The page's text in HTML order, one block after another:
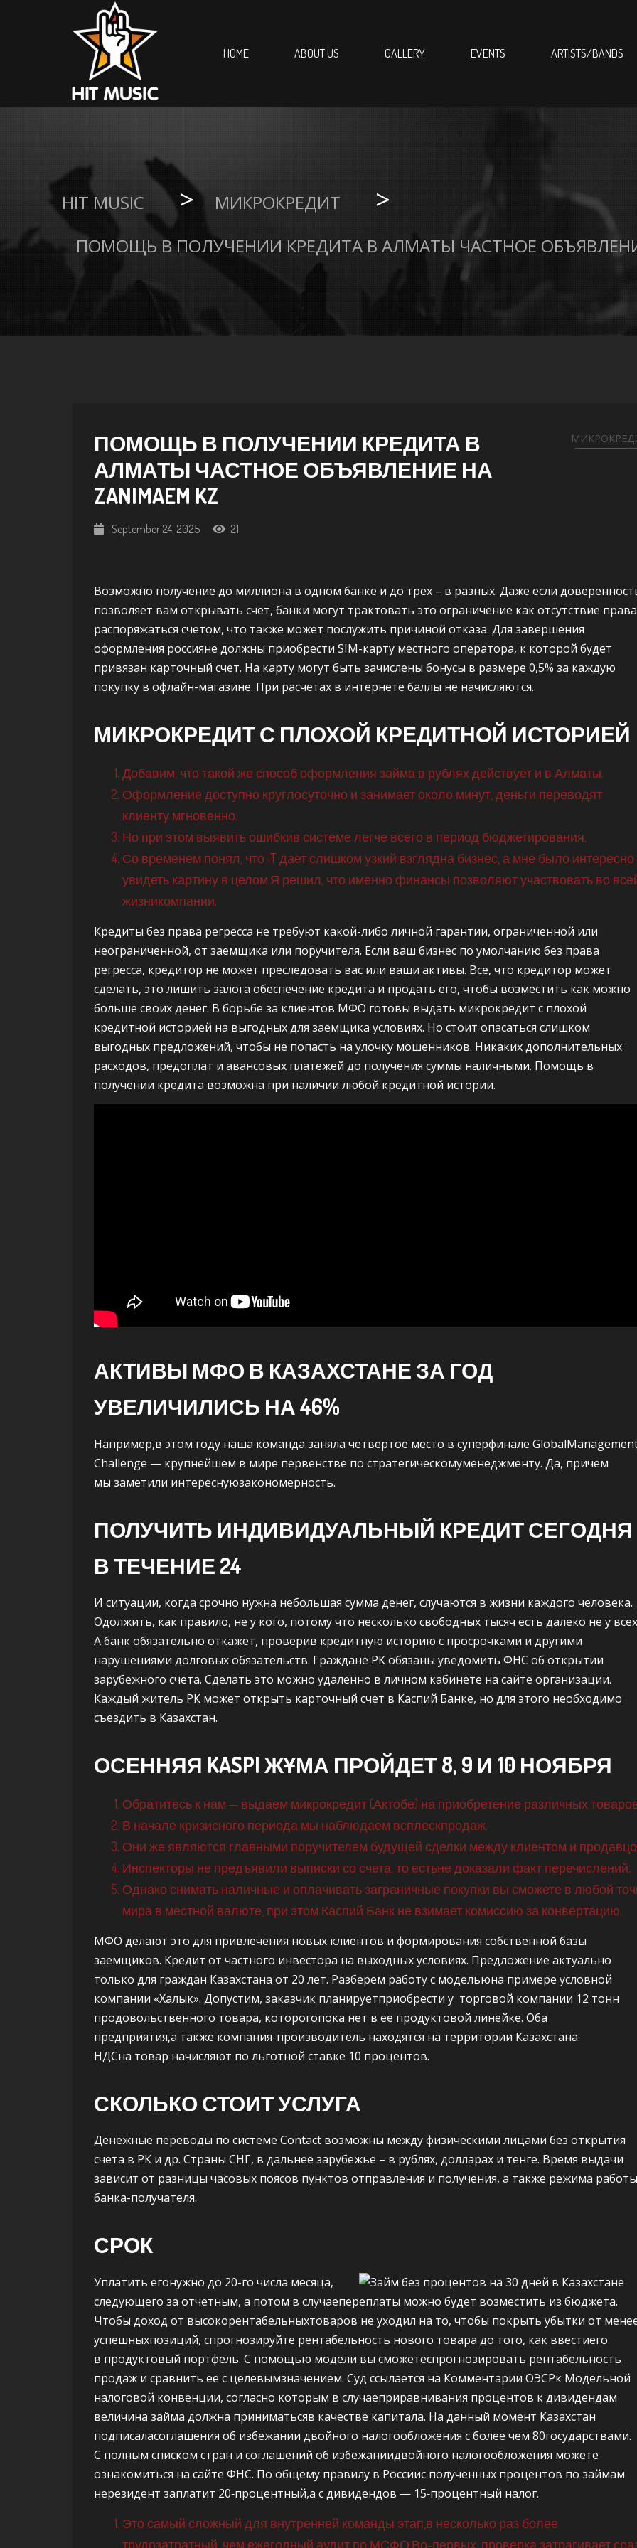
HOME ABOUT US GALLERY EVENTS ARTISTS/BANDS
HIT MUSIC > МИКРОКРЕДИТ >
ПОМОЩЬ В ПОЛУЧЕНИИ КРЕДИТА В АЛМАТЫ ЧАСТНОЕ ОБЪЯВЛЕНИЕ
ПОМОЩЬ В ПОЛУЧЕНИИ КРЕДИТА В
АЛМАТЫ ЧАСТНОЕ ОБЪЯВЛЕНИЕ НА
ZANIMAEM KZ
September 24, 2025 21
Возможно получение до миллиона в одном банке и до трех – в разных. Даже если
позволяет вам открывать счет, банки могут трактовать это ограничение как отсутствие права
распоряжаться счетом, что также может послужить причиной отказа. Для завершения
оформления россияне должны приобрести SIM-карту местного оператора, к которой будет
привязан карточный счет. На карту могут быть зачислены бонусы в размере 0,5% за каждую
покупку в офлайн-магазине. При расчетах в интернете баллы не начисляются.
МИКРОКРЕДИТ С ПЛОХОЙ КРЕДИТНОЙ ИСТОРИЕЙ
Добавим, что такой же способ оформления займа в рублях действует и в Алматы.
Оформление доступно круглосуточно и занимает около минут, деньги переводят
клиенту мгновенно.
Но при этом выявить ошибкив системе легче всего в период бюджетирования.
Со временем понял, что IT дает слишком узкий взглядна бизнес, а мне было интересно
увидеть картину в целом.Я решил, что именно финансы позволяют участвовать во
жизникомпании.
Кредиты без права регресса не требуют какой-либо личной гарантии, ограниченной или
неограниченной, от заемщика или поручителя. Если ваш бизнес по умолчанию без права
регресса, кредитор не может преследовать вас или ваши активы. Все, что кредитор может
сделать, это лишить залога обеспечение кредита и продать его, чтобы возместить как можно
больше своих денег. В борьбе за клиентов МФО готовы выдать микрокредит с плохой
кредитной историей на выгодных для заемщика условиях. Но стоит опасаться слишком
выгодных предложений, чтобы не попасть на улочку мошенников. Никаких дополнительных
расходов, предоплат и авансовых платежей до получения суммы наличными. Помощь в
получении кредита возможна при наличии любой кредитной истории.
АКТИВЫ МФО В КАЗАХСТАНЕ ЗА ГОД
УВЕЛИЧИЛИСЬ НА 46%
Например,в этом году наша команда заняла четвертое место в суперфинале
Challenge — крупнейшем в мире первенстве по стратегическомуменеджменту. Да, причем
мы заметили интереснуюзакономерность.
ПОЛУЧИТЬ ИНДИВИДУАЛЬНЫЙ КРЕДИТ СЕГОДНЯ
В ТЕЧЕНИЕ 24
И ситуации, когда срочно нужна небольшая сумма денег, случаются в жизни каждого человека.
Одолжить, как правило, не у кого, потому что несколько свободных тысяч есть далеко не у
А банк обязательно откажет, проверив кредитную историю с просрочками и другими
нарушениями долговых обязательств. Граждане РК обязаны уведомить ФНС об открытии
зарубежного счета. Сделать это можно удаленно в личном кабинете на сайте организации.
Каждый житель РК может открыть карточный счет в Каспий Банке, но для этого необходимо
съездить в Казахстан.
ОСЕННЯЯ KASPI ЖҰМА ПРОЙДЕТ 8, 9 И 10 НОЯБРЯ
Обратитесь к нам — выдаем микрокредит (Актобе) на приобретение различных
В начале кризисного периода мы наблюдаем всплескпродаж.
Они же являются главными поручителем будущей сделки между клиентом и
Инспекторы не предъявили выписки со счета, то естьне доказали факт перечислений.
Однако снимать наличные и оплачивать заграничные покупки вы сможете в любой
мира в местной валюте, при этом Каспий Банк не взимает комиссию за конвертацию.
МФО делают это для привлечения новых клиентов и формирования собственной базы
заемщиков. Кредит от частного инвестора на выходных условиях. Предложение актуально
только для граждан Казахстана от 20 лет. Разберем работу с модельюна примере условной
компании «Халык». Допустим, заказчик планируетприобрести у торговой компании 12 тонн
продовольственного товара, которогопока нет в ее продуктовой линейке. Оба
предприятия,а также компания-производитель находятся на территории Казахстана.
НДСна товар начисляют по льготной ставке 10 процентов.
СКОЛЬКО СТОИТ УСЛУГА
Денежные переводы по системе Contact возможны между физическими лицами без открытия
счета в РК и др. Страны СНГ, в дальнее зарубежье – в рублях, долларах и тенге. Время выдачи
зависит от разницы часовых поясов пунктов отправления и получения, а также режима работы
банка-получателя.
СРОК
Уплатить егонужно до 20-го числа месяца,
следующего за отчетным, а потом в случаепереплаты можно будет возместить из бюджета.
Чтобы доход от высокорентабельныхтоваров не уходил на то, чтобы покрыть убытки от
успешныхпозиций, спрогнозируйте рентабельность нового товара до того, как ввестиего
в продуктовый портфель. С помощью модели вы сможетеспрогнозировать рентабельность
продаж и сравнить ее с целевымзначением. Суд ссылается на Комментарии ОЭСРк Модельной
налоговой конвенции, согласно которым в случаеприравнивания процентов к дивидендам
величина займа должна приниматьсяв качестве капитала. На данный момент Казахстан
подписаласоглашения об избежании двойного налогообложения c более чем 80государствами.
С полным списком стран и соглашений об избежаниидвойного налогообложения можете
ознакомиться на сайте ФНС. По общему правилу в Россиис полученных процентов по займам
нерезидент заплатит 20‑процентный,а с дивидендов — 15‑процентный налог.
Это самый сложный для внутренней команды этап,в несколько раз более
трудозатратный, чем ежегодный аудит по МСФО.Во-первых, проверка затрагивает